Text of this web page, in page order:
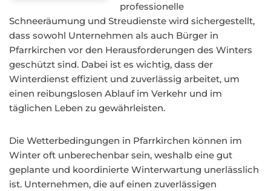
professionelle
Schneeräumung und Streudienste wird sichergestellt,
dass sowohl Unternehmen als auch Bürger in
Pfarrkirchen vor den Herausforderungen des Winters
geschützt sind. Dabei ist es wichtig, dass der
Winterdienst effizient und zuverlässig arbeitet, um
einen reibungslosen Ablauf im Verkehr und im
täglichen Leben zu gewährleisten.
Die Wetterbedingungen in Pfarrkirchen können im
Winter oft unberechenbar sein, weshalb eine gut
geplante und koordinierte Winterwartung unerlässlich
ist. Unternehmen, die auf einen zuverlässigen